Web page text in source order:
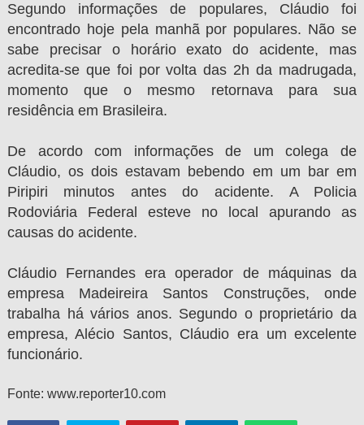
Segundo informações de populares, Cláudio foi
encontrado hoje pela manhã por populares. Não se
sabe precisar o horário exato do acidente, mas
acredita-se que foi por volta das 2h da madrugada,
momento que o mesmo retornava para sua
residência em Brasileira.
De acordo com informações de um colega de
Cláudio, os dois estavam bebendo em um bar em
Piripiri minutos antes do acidente. A Policia
Rodoviária Federal esteve no local apurando as
causas do acidente.
Cláudio Fernandes era operador de máquinas da
empresa Madeireira Santos Construções, onde
trabalha há vários anos. Segundo o proprietário da
empresa, Alécio Santos, Cláudio era um excelente
funcionário.
Fonte: www.reporter10.com